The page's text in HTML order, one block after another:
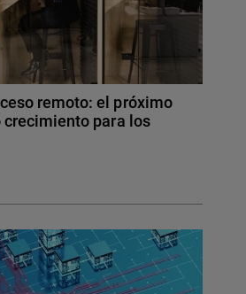
remoto: el próximo
para los